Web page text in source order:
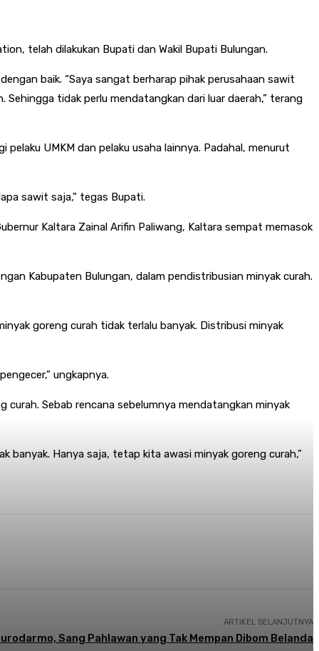
telah dilakukan Bupati dan Wakil Bupati Bulungan.
baik. “Saya sangat berharap pihak perusahaan sawit
tidak perlu mendatangkan dari luar daerah,” terang
UMKM dan pelaku usaha lainnya. Padahal, menurut
sawit saja,” tegas Bupati.
Kaltara Zainal Arifin Paliwang, Kaltara sempat memasok
Kabupaten Bulungan, dalam pendistribusian minyak curah.
goreng curah tidak terlalu banyak. Distribusi minyak
ungkapnya.
curah. Sebab rencana sebelumnya mendatangkan minyak
banyak. Hanya saja, tetap kita awasi minyak goreng curah,”
ARTIKEL SELANJUTNYA
Sang Pahlawan yang Tak Mempan Dibom Belanda